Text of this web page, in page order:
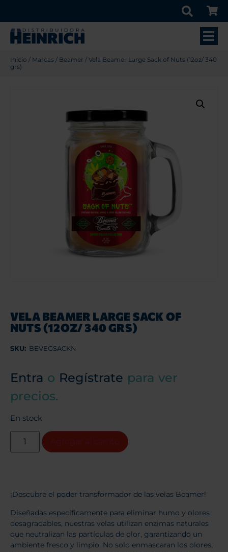
Inicio / Marcas / Beamer / Vela Beamer Large Sack of Nuts (12oz/ 340
grs)
VELA BEAMER LARGE SACK OF
NUTS (12OZ/ 340 GRS)
SKU: BEVEGSACKN
Entra o Regístrate para ver
precios.
En stock
¡Descubre el poder transformador de las velas Beamer!
Diseñadas específicamente para eliminar humo y olores
desagradables, nuestras velas utilizan enzimas naturales
que neutralizan las partículas de olor, garantizando un
ambiente fresco y limpio. No solo enmascaran los olores,